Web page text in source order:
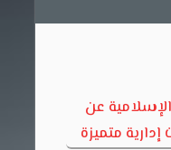
عن
متميزة